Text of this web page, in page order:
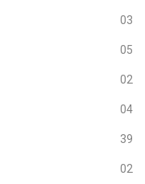
03
05
02
04
39
02